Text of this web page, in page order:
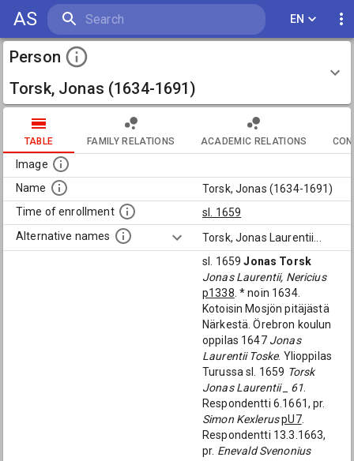
AS EN
Person
Torsk, Jonas (1634-1691)
TABLE FAMILY RELATIONS ACADEMIC RELATIONS
Image
Name
Torsk, Jonas (1634-1691)
Time of enrollment
sl. 1659
Alternative names
Torsk, Jonas Laurentii
sl. 1659Jonas Torsk
Jonas Laurentii, Nericius
p1338 . * noin 1634.
Kotoisin Mosjön pitäjästä
Närkestä. Örebron koulun
oppilas 1647 Jonas
Laurentii Toske. Ylioppilas
Turussa sl. 1659 Torsk
Jonas Laurentii _ 61
Respondentti 6.1661, pr.
Simon KexleruspU7.
Respondentti 13.3.1663,
pr. Enevald Svenonius